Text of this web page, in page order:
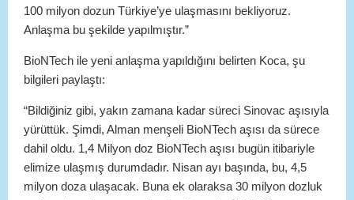
100 milyon dozun Türkiye’ye ulaşmasını bekliyoruz.
Anlaşma bu şekilde yapılmıştır.”
BioNTech ile yeni anlaşma yapıldığını belirten Koca, şu
bilgileri paylaştı:
“Bildiğiniz gibi, yakın zamana kadar süreci Sinovac aşısıyla
yürüttük. Şimdi, Alman menşeli BioNTech aşısı da sürece
dahil oldu. 1,4 Milyon doz BioNTech aşısı bugün itibariyle
elimize ulaşmış durumdadır. Nisan ayı başında, bu, 4,5
milyon doza ulaşacak. Buna ek olaraksa 30 milyon dozluk